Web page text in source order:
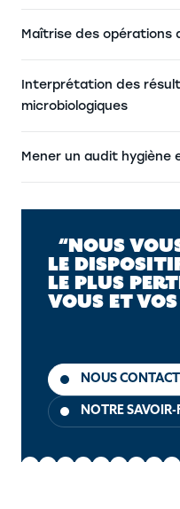
Maîtrise des opérations
Interprétation des
microbiologiques
Mener un audit hygiène
“NOUS
LE
LE PLUS
VOUS ET
NOUS
NOTRE SAVOIR-